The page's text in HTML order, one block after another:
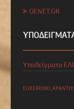
OENET.GR
Υποδείγματα